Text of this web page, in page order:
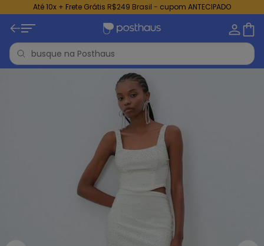
Até 10x + Frete Grátis R$249 Brasil - cupom ANTECIPADO